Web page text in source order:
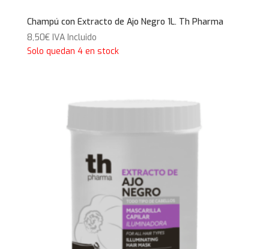
Champú con Extracto de Ajo Negro 1L. Th Pharma
8,50€ IVA Incluido
Solo quedan 4 en stock